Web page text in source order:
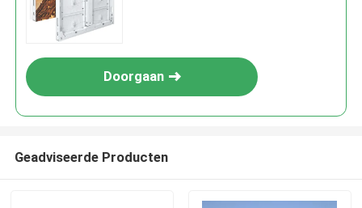
Doorgaan
Geadviseerde Producten